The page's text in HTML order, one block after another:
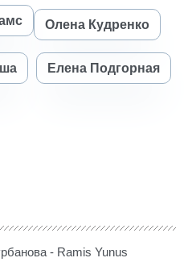
Олена Кудренко
Елена Подгорная
- Ramis Yunus